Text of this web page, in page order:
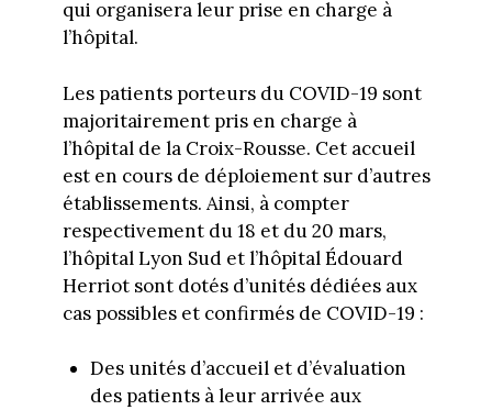
qui organisera leur prise en charge à
l’hôpital.
Les patients porteurs du COVID-19 sont
majoritairement pris en charge à
l’hôpital de la Croix-Rousse. Cet accueil
est en cours de déploiement sur d’autres
établissements. Ainsi, à compter
respectivement du 18 et du 20 mars,
l’hôpital Lyon Sud et l’hôpital Édouard
Herriot sont dotés d’unités dédiées aux
cas possibles et confirmés de COVID-19 :
Des unités d’accueil et d’évaluation
des patients à leur arrivée aux